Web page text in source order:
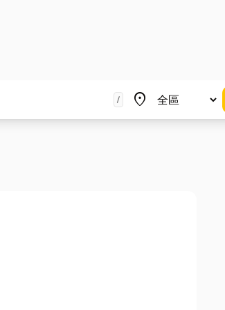
/ place
地區